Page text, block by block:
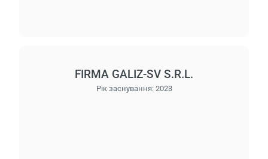
FIRMA GALIZ-SV S.R.L.
Рік заснування: 2023